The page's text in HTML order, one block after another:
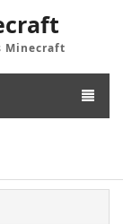
Minecraft